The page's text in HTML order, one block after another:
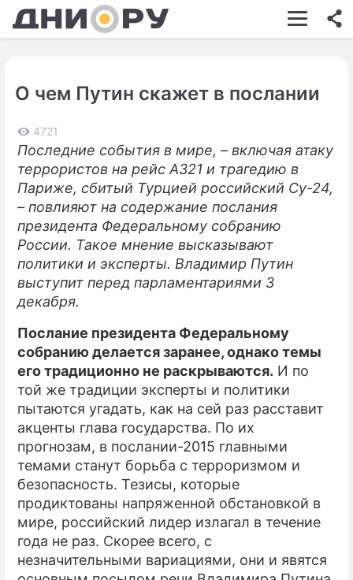
ШОУ-БИЗНЕС
КИНО
ЗДОРОВЬЕ
ЭКОНОМИКА
ПРОИСШЕСТВИЯ
СОННИК
СТИЛЬ ЖИЗНИ
ИГРЫ
ПРЕСС-РЕЛИЗЫ
О ПРОЕКТЕ
О чем Путин скажет в послании
4721
Последние события в мире, – включая атаку
террористов на рейс А321 и трагедию в
Париже, сбитый Турцией российский Су-24,
– повлияют на содержание послания
президента Федеральному собранию
России. Такое мнение высказывают
политики и эксперты. Владимир Путин
выступит перед парламентариями 3
декабря.
Послание президента Федеральному
собранию делается заранее, однако темы
его традиционно не раскрываются. И по
той же традиции эксперты и политики
пытаются угадать, как на сей раз расставит
акценты глава государства. По их
прогнозам, в послании-2015 главными
темами станут борьба с терроризмом и
безопасность. Тезисы, которые
продиктованы напряженной обстановкой в
мире, российский лидер излагал в течение
года не раз. Скорее всего, с
незначительными вариациями, они и явятся